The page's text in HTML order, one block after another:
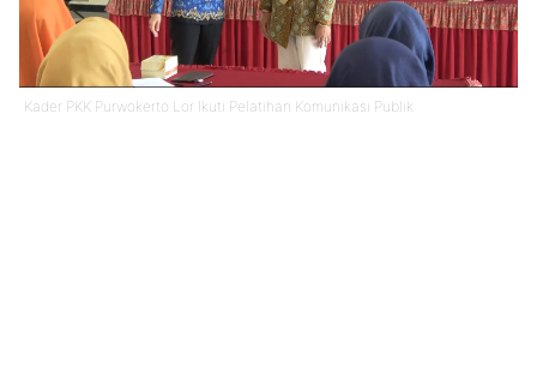
Kader PKK Purwokerto Lor Ikuti Pelatihan Komunikasi Publik